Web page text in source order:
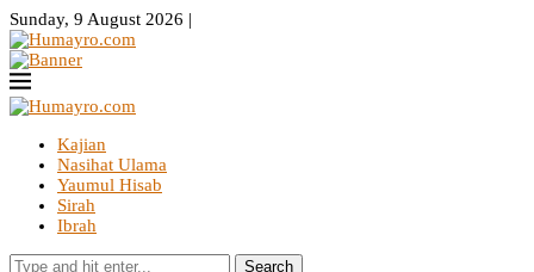
Sunday, 9 August 2026 |
Kajian
Nasihat Ulama
Yaumul Hisab
Sirah
Ibrah
Search